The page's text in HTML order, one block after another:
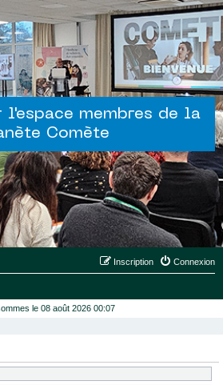
l'espace membres de la
Comète
Connexion
Inscription
le 08 août 2026 00:07